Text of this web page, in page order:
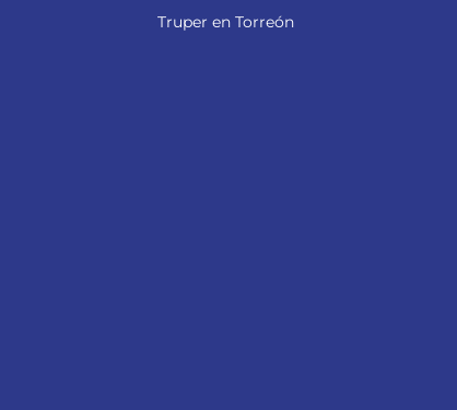
Truper en Torreón